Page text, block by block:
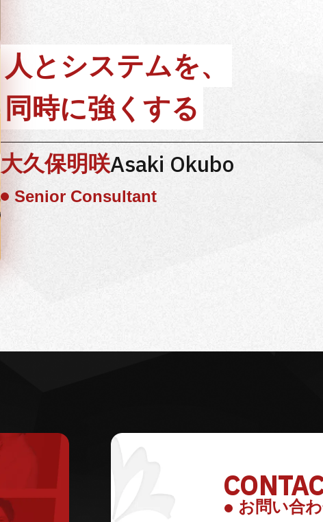
人とシステムを、
同時に強くする
大久保明咲Asaki Okubo
Senior Consultant
お問い合